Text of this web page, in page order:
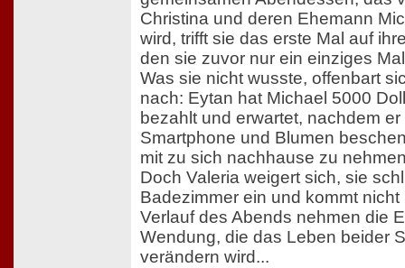
Christina und deren Ehemann
wird, trifft sie das erste Mal auf
den sie zuvor nur ein einziges
Was sie nicht wusste, offenbart
nach: Eytan hat Michael 5000
bezahlt und erwartet, nachdem
Smartphone und Blumen
mit zu sich nachhause zu
Doch Valeria weigert sich, sie
Badezimmer ein und kommt
Verlauf des Abends nehmen die
Wendung, die das Leben beider
verändern wird...